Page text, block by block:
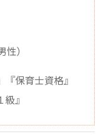
）
保育士資格』
』